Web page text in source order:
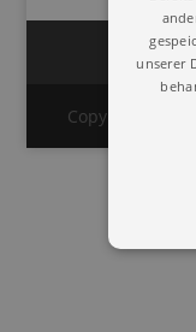
Copyright ©
unserer